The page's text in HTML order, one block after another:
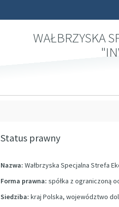
WAŁBRZYSKA
Status prawny
Nazwa: Wałbrzyska Specjalna Strefa
Forma prawna: spółka z ograniczoną
Siedziba: kraj Polska, województwo